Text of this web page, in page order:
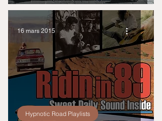
Hypnotic Road Playlists
16 mars 2015